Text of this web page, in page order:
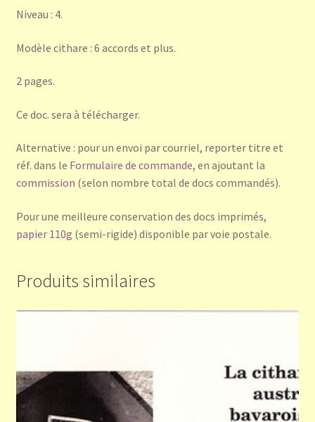
Niveau : 4.
Modèle cithare : 6 accords et plus.
2 pages.
Ce doc. sera à télécharger.
Alternative : pour un envoi par courriel, reporter titre et
réf. dans le Formulaire de commande, en ajoutant la
commission (selon nombre total de docs commandés).
Pour une meilleure conservation des docs imprimés,
papier 110g (semi-rigide) disponible par voie postale.
Produits similaires